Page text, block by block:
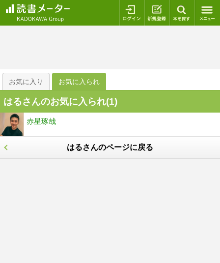
ログイン 新規登録
お気に入り お気に入られ
はるさんのお気に入られ(1)
赤星琢哉
はるさんのページに戻る